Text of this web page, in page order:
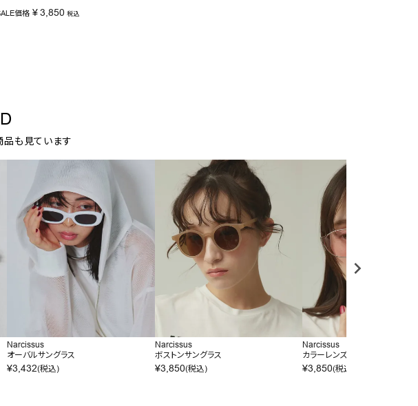
価格 ¥3,850 税込
品も見ています
Narcissus
オーバルサングラス
¥3,432(税込)
Narcissus
ボストンサングラス
¥3,850(税込)
Narcissus
カラーレンズサングラス
¥3,850(税込)